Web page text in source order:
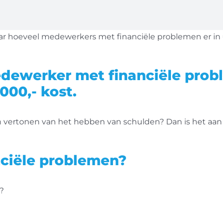
hoeveel medewerkers met financiële problemen er
met financiële
kost.
van het hebben van schulden? Dan is het aan
problemen?